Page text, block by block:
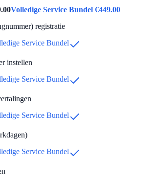
Volledige Service Bundel €449.00
registratie
Service Bundel
instellen
Service Bundel
Service Bundel
Service Bundel